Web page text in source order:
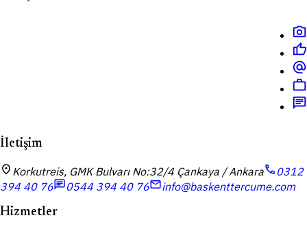
photo_camera
thumb_up
alternate_email
work
chat
İletişim
location_on Korkutreis, GMK Bulvarı No:32/4 Çankaya / Ankaracall 0312
394 40 76chat0544 394 40 76mailinfo@baskenttercume.com
Hizmetler